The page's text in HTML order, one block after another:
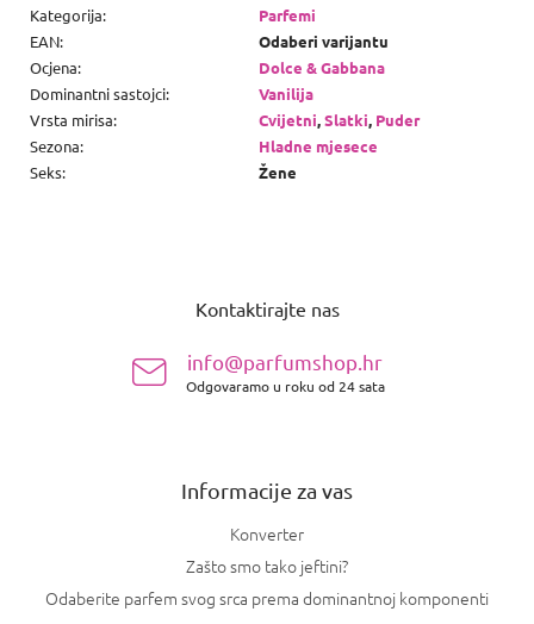
Kategorija:
Parfemi
EAN:
Odaberi varijantu
Ocjena:
Dolce & Gabbana
Dominantni sastojci:
Vanilija
Vrsta mirisa: Cvijetni,Slatki, Puder
Sezona:
Hladne mjesece
Seks: Žene
Kontaktirajte nas
info@parfumshop.hr
Odgovaramo u roku od 24 sata
Informacije za vas
Konverter
Zašto smo tako jeftini?
Odaberite parfem svog srca prema dominantnoj komponenti